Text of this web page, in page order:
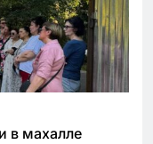
в махалле